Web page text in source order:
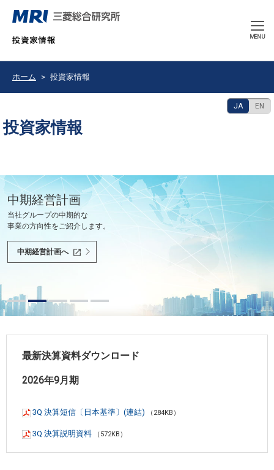
CLOSE
MENU
ホーム 投資家情報
投資家情報
JA EN
豊かで持続可能な未来の共創を使命として、
世界と共に、あるべき未来を問い続け、
社会課題を解決し、社会の変革を先駆けます。
中期経営計画
当社グループの中期的な
事業の方向性をご紹介します。
中期経営計画へ
決算発表
最新の決算情報をご確認ください。
決算情報へ
2026年9月期 中間報告書
2026年6月
中間報告書へ
会社紹介ムービー
会社紹介ムービーをご覧いただけます。
会社紹介ムービーへ
最新決算資料ダウンロード
2026年9月期
3Q 決算短信〔日本基準〕(連結) （284KB）
3Q 決算説明資料 （572KB）